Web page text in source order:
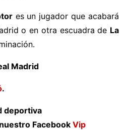
es un jugador que acabará
o en otra escuadra de La
Madrid
.
deportiva
Facebook Vip